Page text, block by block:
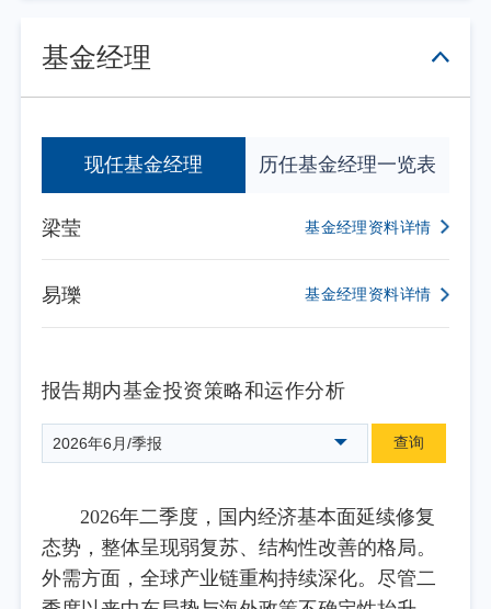
基金经理
现任基金经理 历任基金经理一览表
梁莹 基金经理资料详情
易瓅 基金经理资料详情
报告期内基金投资策略和运作分析
2026年6月/季报 查询
2026年二季度，国内经济基本面延续修复
态势，整体呈现弱复苏、结构性改善的格局。
外需方面，全球产业链重构持续深化。尽管二